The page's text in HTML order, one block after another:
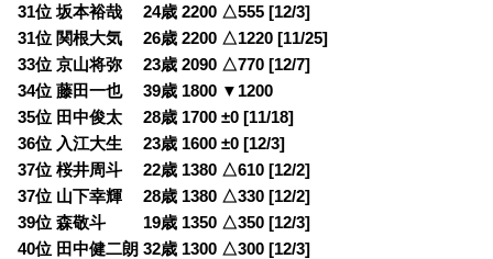
31位 坂本裕哉 24歳 2200 △555 [12/3]
31位 関根大気 26歳 2200 △1220 [11/25]
33位 京山将弥 23歳 2090 △770 [12/7]
34位 藤田一也 39歳 1800 ▼1200
35位 田中俊太 28歳 1700 ±0 [11/18]
36位 入江大生 23歳 1600 ±0 [12/3]
37位 桜井周斗 22歳 1380 △610 [12/2]
37位 山下幸輝 28歳 1380 △330 [12/2]
39位 森敬斗 19歳 1350 △350 [12/3]
40位 田中健二朗 32歳 1300 △300 [12/3]